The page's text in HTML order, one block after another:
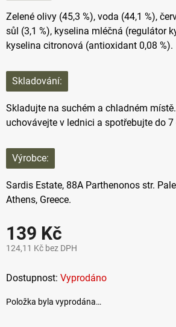
139 Kč
124,11 Kč bez DPH
cena:
Vyprodáno
Položka byla vyprodána…
Zelené olivy (45,3 %), voda (44,1 %),
sůl (3,1 %), kyselina mléčná (regulátor
kyselina citronová (antioxidant 0,08 %).
Skladování:
Skladujte na suchém a chladném
uchovávejte v lednici a spotřebujte do 7
Výrobce:
Sardis Estate, 88A Parthenonos str.
Athens, Greece.